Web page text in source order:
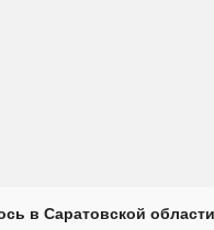
в Саратовской области